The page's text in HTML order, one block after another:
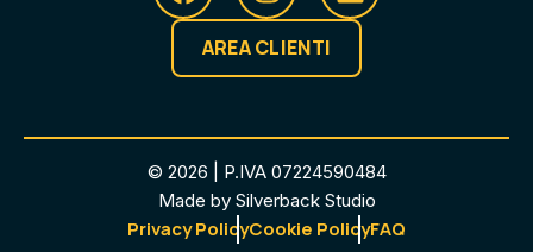
AREA CLIENTI
© 2026 | P.IVA 07224590484
Made by Silverback Studio
Privacy PolicyCookie PolicyFAQ